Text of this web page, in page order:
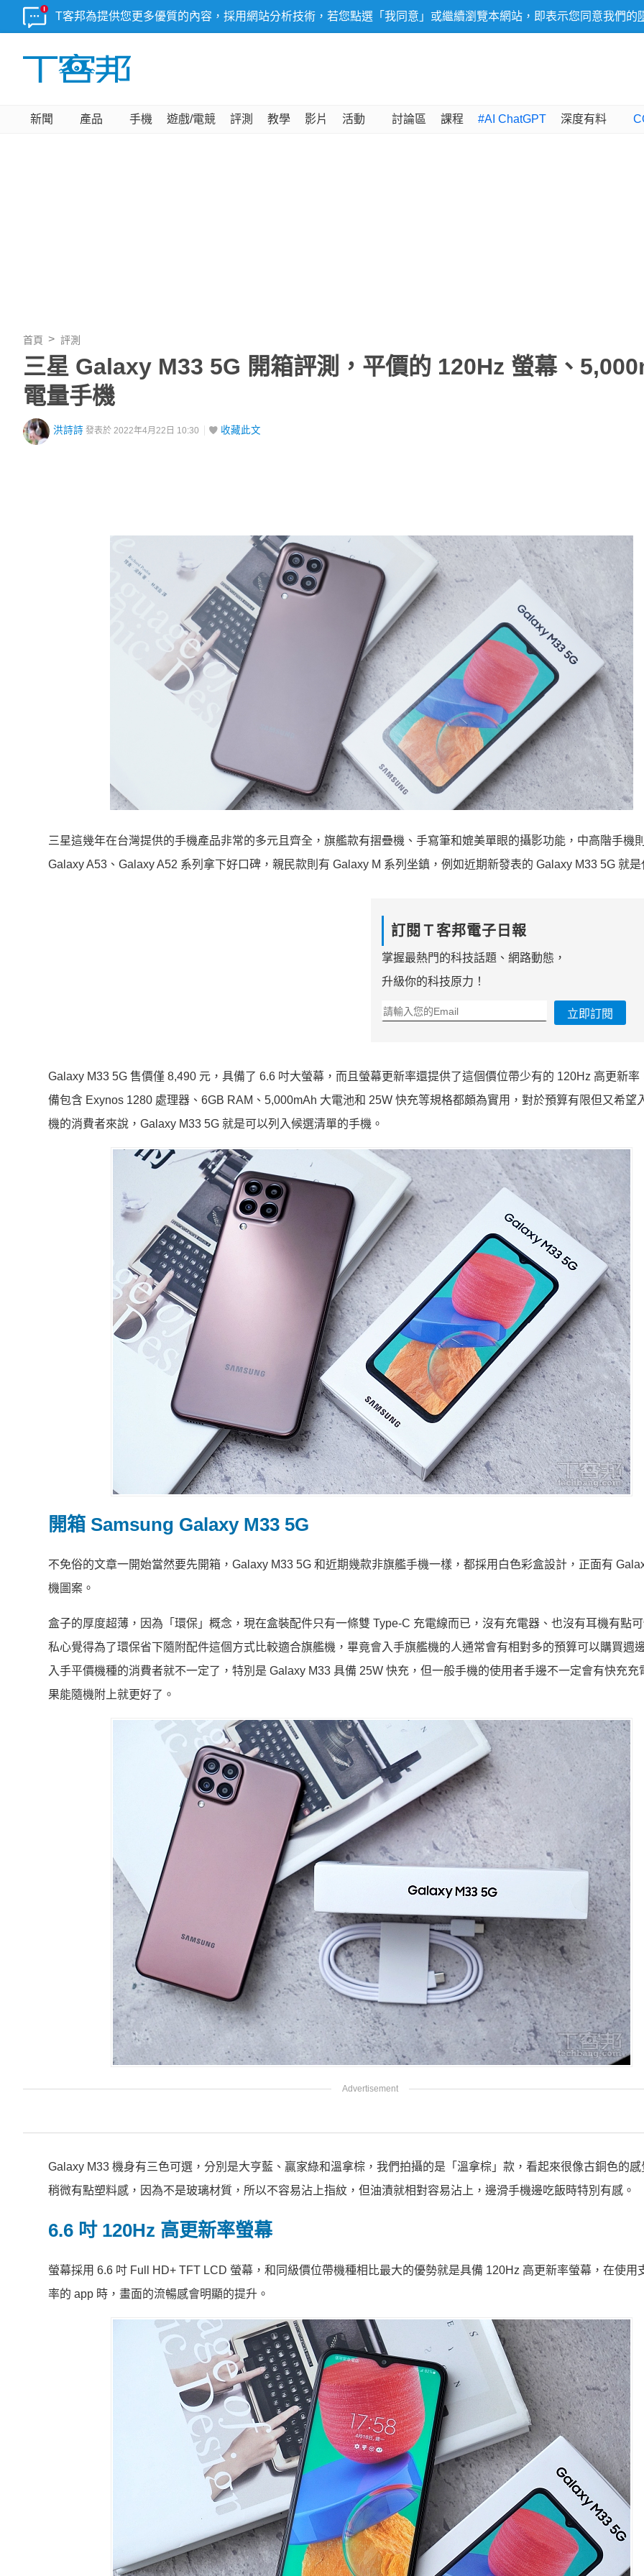
T客邦為提供您更多優質的內容，採用網站分析技術，若您點選「我同意」或繼續瀏覽本網站，即表示您同意我們的
新聞 產品 手機 遊戲/電競 評測 教學 影片 活動 討論區 課程 #AI ChatGPT 深度有料
首頁 評測
三星 Galaxy M33 5G 開箱評測，平價的 120Hz 螢幕、
電量手機
洪詩詩 發表於 2022年4月22日 10:30 收藏此文
三星這幾年在台灣提供的手機產品非常的多元且齊全，旗艦款有摺疊機、手寫筆和媲美單眼的攝影功能，中高階手機
Galaxy A53、Galaxy A52 系列拿下好口碑，親民款則有 Galaxy M 系列坐鎮，例如近期新發表的 Galaxy M33 5G 就是
訂閱Ｔ客邦電子日報
掌握最熱門的科技話題、網路動態，
升級你的科技原力！
立即訂閱
Galaxy M33 5G 售價僅 8,490 元，具備了 6.6 吋大螢幕，而且螢幕更新率還提供了這個價位帶少有的 120Hz 高更新率
備包含 Exynos 1280 處理器、6GB RAM、5,000mAh 大電池和 25W 快充等規格都頗為實用，對於預算有限但又希望
機的消費者來說，Galaxy M33 5G 就是可以列入候選清單的手機。
開箱 Samsung Galaxy M33 5G
不免俗的文章一開始當然要先開箱，Galaxy M33 5G 和近期幾款非旗艦手機一樣，都採用白色彩盒設計，正面有
機圖案。
盒子的厚度超薄，因為「環保」概念，現在盒裝配件只有一條雙 Type-C 充電線而已，沒有充電器、也沒有耳機有點
私心覺得為了環保省下隨附配件這個方式比較適合旗艦機，畢竟會入手旗艦機的人通常會有相對多的預算可以購買週
入手平價機種的消費者就不一定了，特別是 Galaxy M33 具備 25W 快充，但一般手機的使用者手邊不一定會有快充充
果能隨機附上就更好了。
Galaxy M33 機身有三色可選，分別是大亨藍、贏家綠和溫拿棕，我們拍攝的是「溫拿棕」款，看起來很像古銅色的感
稍微有點塑料感，因為不是玻璃材質，所以不容易沾上指紋，但油漬就相對容易沾上，邊滑手機邊吃飯時特別有感。
6.6 吋 120Hz 高更新率螢幕
螢幕採用 6.6 吋 Full HD+ TFT LCD 螢幕，和同級價位帶機種相比最大的優勢就是具備 120Hz 高更新率螢幕，在使用
率的 app 時，畫面的流暢感會明顯的提升。